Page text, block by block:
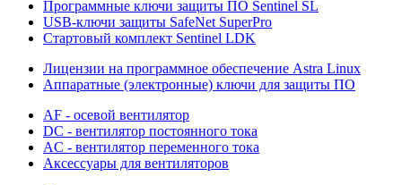
Программные ключи защиты ПО Sentinel SL
USB-ключи защиты SafeNet SuperPro
Стартовый комплект Sentinel LDK
Лицензии на программное обеспечение Astra Linux
Аппаратные (электронные) ключи для защиты ПО
AF - осевой вентилятор
DC - вентилятор постоянного тока
AC - вентилятор переменного тока
Аксессуары для вентиляторов